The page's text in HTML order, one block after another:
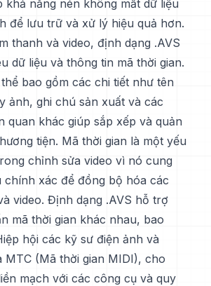
khả năng nén không mất dữ liệu
để lưu trữ và xử lý hiệu quả hơn.
thanh và video, định dạng .AVS
dữ liệu và thông tin mã thời gian.
bao gồm các chi tiết như tên
ảnh, ghi chú sản xuất và các
quan khác giúp sắp xếp và quản
tiện. Mã thời gian là một yếu
chỉnh sửa video vì nó cung
chính xác để đồng bộ hóa các
video. Định dạng .AVS hỗ trợ
mã thời gian khác nhau, bao
hội các kỹ sư điện ảnh và
(Mã thời gian MIDI), cho
mạch với các công cụ và quy